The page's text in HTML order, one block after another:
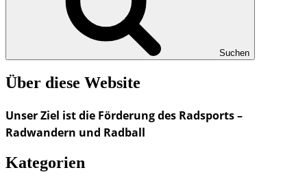
Suchen
Über diese Website
Unser Ziel ist die Förderung des Radsports –
Radwandern und Radball
Kategorien